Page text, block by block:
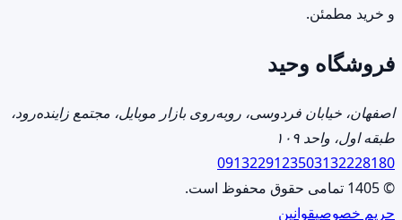
است
صفحه
انتخاب
شوند
و خرید مطمئن.
فروشگاه وحید
اصفهان، خیابان فردوسی، روبه‌روی بازار موبایل، مجتمع زاینده‌رود،
طبقه اول، واحد ۱۰۹
03132228180
09132291235
© 1405 تمامی حقوق محفوظ است.
حریم خصوصیقوانین